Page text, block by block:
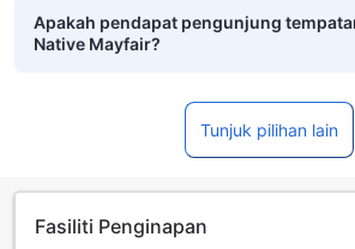
Apakah pendapat pengunjung
Native Mayfair?
Tunjuk pilihan lain
Fasiliti Penginapan